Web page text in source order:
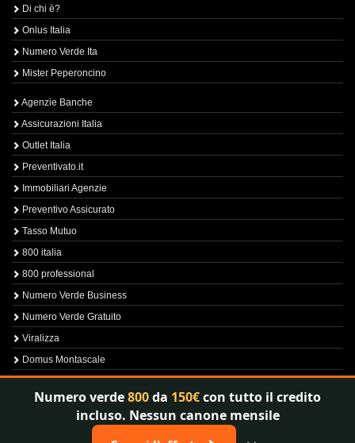
Di chi è?
Onlus Italia
Numero Verde Ita
Mister Peperoncino
Agenzie Banche
Assicurazioni Italia
Outlet Italia
Preventivato.it
Immobiliari Agenzie
Preventivo Assicurato
Tasso Mutuo
800 italia
800 professional
Numero Verde Business
Numero Verde Gratuito
Viralizza
Domus Montascale
Sprint800
Verfica Numero Verde
Numero verde800da 150€con tutto il credito
incluso. Nessun canone mensile